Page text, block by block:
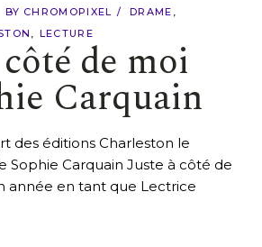
BY CHROMOPIXEL
DRAME
LECTURE
de moi
Carquain
des éditions Charleston le
Sophie Carquain Juste à côté de
année en tant que Lectrice